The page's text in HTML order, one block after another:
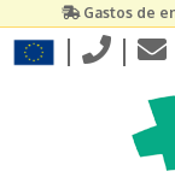
Gastos de
| |